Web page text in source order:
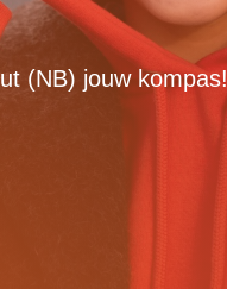
(NB) jouw kompas!